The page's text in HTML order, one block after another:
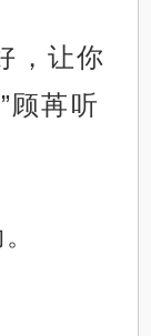
，让你
顾苒听